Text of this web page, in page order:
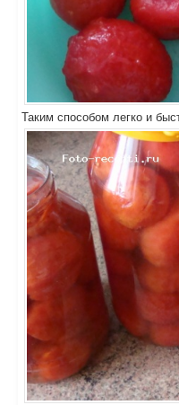
Таким способом легко и